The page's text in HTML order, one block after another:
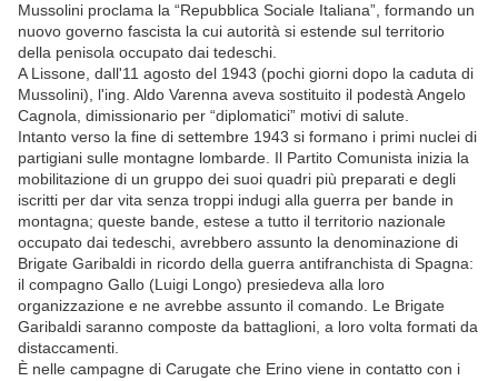
Mussolini proclama la “Repubblica Sociale Italiana”, formando un
nuovo governo fascista la cui autorità si estende sul territorio
della penisola occupato dai tedeschi.
A Lissone, dall'11 agosto del 1943 (pochi giorni dopo la caduta di
Mussolini), l'ing. Aldo Varenna aveva sostituito il podestà Angelo
Cagnola, dimissionario per “diplomatici” motivi di salute.
Intanto verso la fine di settembre 1943 si formano i primi nuclei di
partigiani sulle montagne lombarde. Il Partito Comunista inizia la
mobilitazione di un gruppo dei suoi quadri più preparati e degli
iscritti per dar vita senza troppi indugi alla guerra per bande in
montagna; queste bande, estese a tutto il territorio nazionale
occupato dai tedeschi, avrebbero assunto la denominazione di
Brigate Garibaldi in ricordo della guerra antifranchista di Spagna:
il compagno Gallo (Luigi Longo) presiedeva alla loro
organizzazione e ne avrebbe assunto il comando. Le Brigate
Garibaldi saranno composte da battaglioni, a loro volta formati da
distaccamenti.
È nelle campagne di Carugate che Erino viene in contatto con i